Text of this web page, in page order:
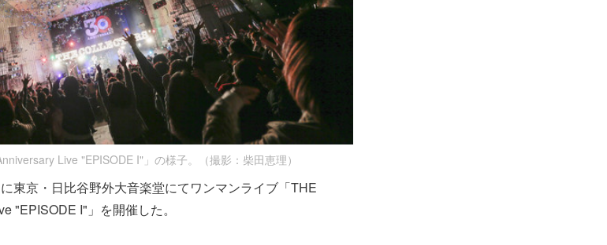
Live "EPISODE I"」の様子。（撮影：柴田恵理）
東京・日比谷野外大音楽堂にてワンマンライブ「THE
"EPISODE I"」を開催した。